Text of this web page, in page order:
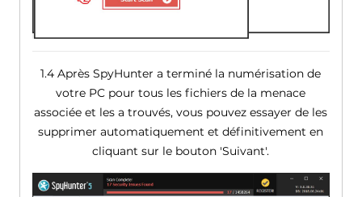
1.4 Après SpyHunter a terminé la numérisation de
votre PC pour tous les fichiers de la menace
associée et les a trouvés, vous pouvez essayer de les
supprimer automatiquement et définitivement en
cliquant sur le bouton 'Suivant'.